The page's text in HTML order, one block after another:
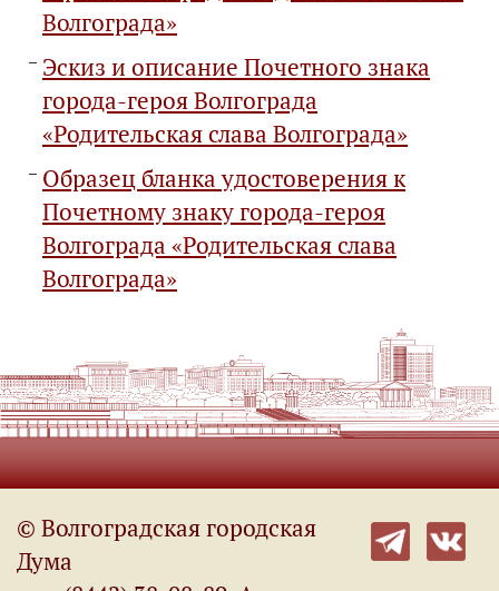
Волгограда»
Эскиз и описание Почетного знака
города-героя Волгограда
«Родительская слава Волгограда»
Образец бланка удостоверения к
Почетному знаку города-героя
Волгограда «Родительская слава
Волгограда»
© Волгоградская городская
Дума